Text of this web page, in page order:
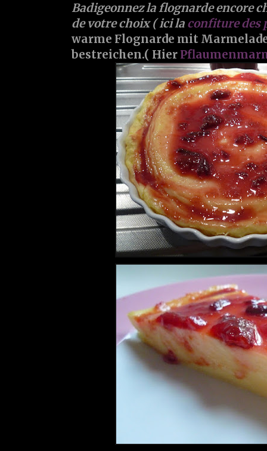
Badigeonnez la flognarde encore
de votre choix ( ici la confiture des
warme Flognarde mit
bestreichen.( Hier